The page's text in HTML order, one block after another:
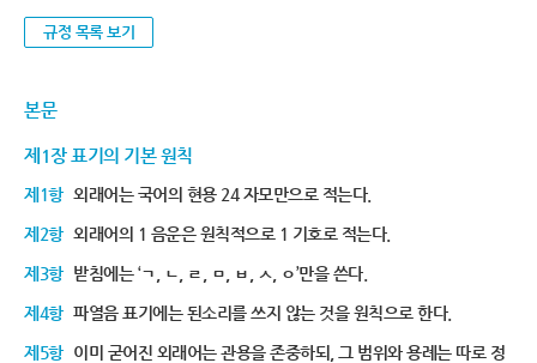
규정 목록 보기
본문
제1장 표기의 기본 원칙
제1항 외래어는 국어의 현용 24 자모만으로 적는다.
제2항 외래어의 1 음운은 원칙적으로 1 기호로 적는다.
제3항 받침에는 ‘ㄱ, ㄴ, ㄹ, ㅁ, ㅂ, ㅅ, ㅇ’만을 쓴다.
제4항 파열음 표기에는 된소리를 쓰지 않는 것을 원칙으로 한다.
제5항 이미 굳어진 외래어는 관용을 존중하되, 그 범위와 용례는 따로 정